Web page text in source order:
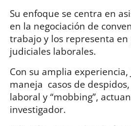
Su enfoque se centra en
en la negociación de
trabajo y los representa
judiciales laborales.
Con su amplia experiencia,
maneja casos de
laboral y “mobbing”,
investigador.